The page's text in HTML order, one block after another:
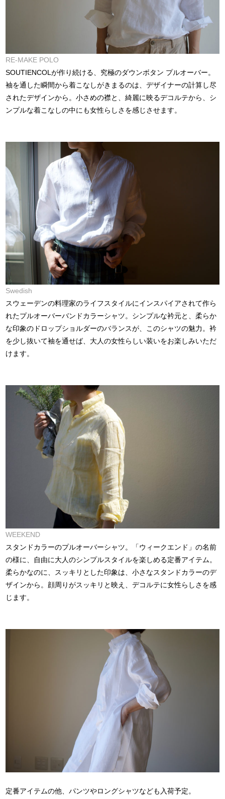
RE-MAKE POLO
SOUTIENCOLが作り続ける、究極のダウンボタン プルオーバー。
袖を通した瞬間から着こなしがきまるのは、デザイナーの計算し尽
されたデザインから。小さめの襟と、綺麗に映るデコルテから、シ
ンプルな着こなしの中にも女性らしさを感じさせます。
Swedish
スウェーデンの料理家のライフスタイルにインスパイアされて作ら
れたプルオーバーバンドカラーシャツ。シンプルな衿元と、柔らか
な印象のドロップショルダーのバランスが、このシャツの魅力。衿
を少し抜いて袖を通せば、大人の女性らしい装いをお楽しみいただ
けます。
WEEKEND
スタンドカラーのプルオーバーシャツ。「ウィークエンド」の名前
の様に、自由に大人のシンプルスタイルを楽しめる定番アイテム。
柔らかなのに、スッキリとした印象は、小さなスタンドカラーのデ
ザインから。顔周りがスッキリと映え、デコルテに女性らしさを感
じます。
定番アイテムの他、パンツやロングシャツなども入荷予定。